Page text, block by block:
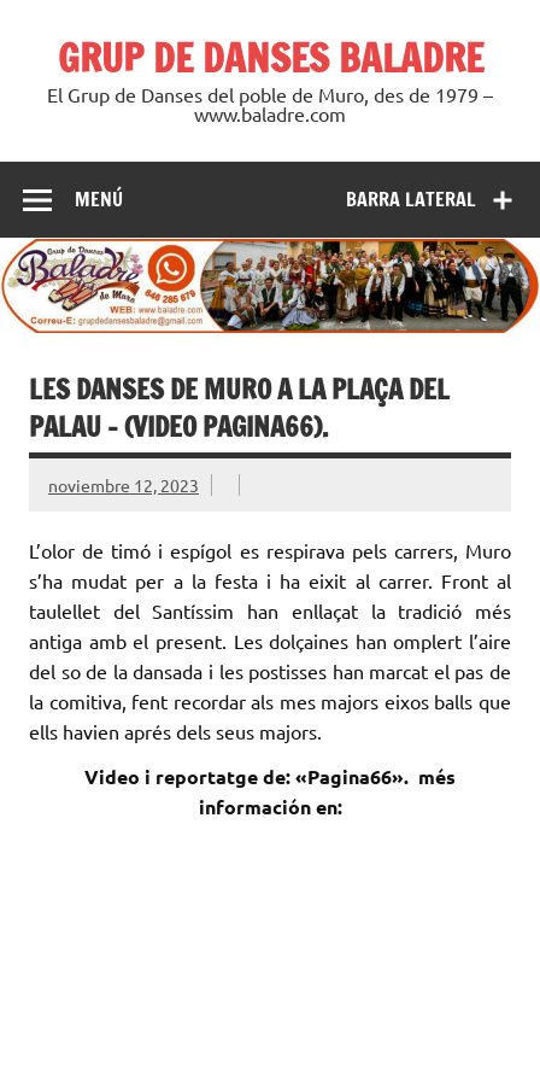
contenidoGRUP DE DANSES BALADRE
El Grup de Danses del poble de Muro, des de 1979 –
www.baladre.com
BARRA LATERAL
MENÚ
LES DANSES DE MURO A LA PLAÇA DEL
PALAU – (VIDEO PAGINA66).
noviembre 12, 2023
L’olor de timó i espígol es respirava pels carrers, Muro
s’ha mudat per a la festa i ha eixit al carrer. Front al
taulellet del Santíssim han enllaçat la tradició més
antiga amb el present. Les dolçaines han omplert l’aire
del so de la dansada i les postisses han marcat el pas de
la comitiva, fent recordar als mes majors eixos balls que
ells havien aprés dels seus majors.
Video i reportatge de: «Pagina66». més
información en: